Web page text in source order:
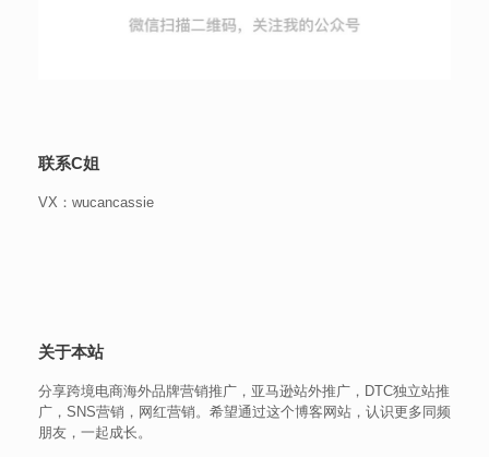
联系C姐
VX：wucancassie
关于本站
分享跨境电商海外品牌营销推广，亚马逊站外推广，DTC独立站推
广，SNS营销，网红营销。希望通过这个博客网站，认识更多同频
朋友，一起成长。